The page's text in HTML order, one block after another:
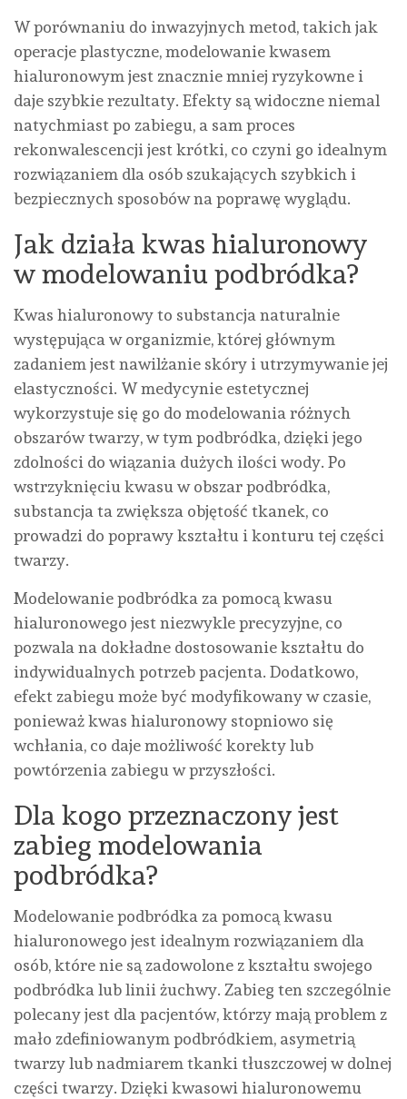
W porównaniu do inwazyjnych metod, takich jak
operacje plastyczne, modelowanie kwasem
hialuronowym jest znacznie mniej ryzykowne i
daje szybkie rezultaty. Efekty są widoczne niemal
natychmiast po zabiegu, a sam proces
rekonwalescencji jest krótki, co czyni go idealnym
rozwiązaniem dla osób szukających szybkich i
bezpiecznych sposobów na poprawę wyglądu.
Jak działa kwas hialuronowy
w modelowaniu podbródka?
Kwas hialuronowy to substancja naturalnie
występująca w organizmie, której głównym
zadaniem jest nawilżanie skóry i utrzymywanie jej
elastyczności. W medycynie estetycznej
wykorzystuje się go do modelowania różnych
obszarów twarzy, w tym podbródka, dzięki jego
zdolności do wiązania dużych ilości wody. Po
wstrzyknięciu kwasu w obszar podbródka,
substancja ta zwiększa objętość tkanek, co
prowadzi do poprawy kształtu i konturu tej części
twarzy.
Modelowanie podbródka za pomocą kwasu
hialuronowego jest niezwykle precyzyjne, co
pozwala na dokładne dostosowanie kształtu do
indywidualnych potrzeb pacjenta. Dodatkowo,
efekt zabiegu może być modyfikowany w czasie,
ponieważ kwas hialuronowy stopniowo się
wchłania, co daje możliwość korekty lub
powtórzenia zabiegu w przyszłości.
Dla kogo przeznaczony jest
zabieg modelowania
podbródka?
Modelowanie podbródka za pomocą kwasu
hialuronowego jest idealnym rozwiązaniem dla
osób, które nie są zadowolone z kształtu swojego
podbródka lub linii żuchwy. Zabieg ten szczególnie
polecany jest dla pacjentów, którzy mają problem z
mało zdefiniowanym podbródkiem, asymetrią
twarzy lub nadmiarem tkanki tłuszczowej w dolnej
części twarzy. Dzięki kwasowi hialuronowemu